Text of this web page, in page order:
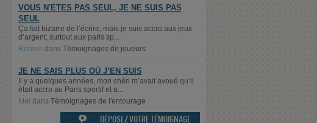
VOUS N'ETES PAS SEUL, JE NE SUIS PAS
SEUL
Ça fait bizarre de l’écrire, mais je suis accro aux jeux
d’argent, surtout aux paris sp...
Romierdans Témoignages de joueurs
JE NE SAIS PLUS OÙ J’EN SUIS
Il y a quelques années, mon chéri m’avait avoué qu’il
était accro au Paris sportif et a...
Mel dans Témoignages de l'entourage
 DÉPOSEZ VOTRE TÉMOIGNAGE